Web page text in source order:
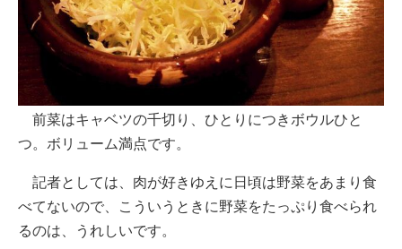
前菜はキャベツの千切り、ひとりにつきボウルひと
つ。ボリューム満点です。
記者としては、肉が好きゆえに日頃は野菜をあまり食
べてないので、こういうときに野菜をたっぷり食べられ
るのは、うれしいです。